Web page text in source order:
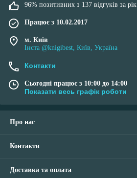
96% позитивних з 137 відгуків за рік
Працює з 10.02.2017
м. Київ
Інста @knigibest, Київ, Україна
Контакти
Сьогодні працює з 10:00 до 14:00
Показати весь графік роботи
Про нас
Контакти
Доставка та оплата